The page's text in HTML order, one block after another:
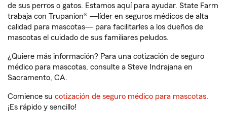
de sus perros o gatos. Estamos aquí para ayudar. State Farm
trabaja con Trupanion® —líder en seguros médicos de alta
calidad para mascotas— para facilitarles a los dueños de
mascotas el cuidado de sus familiares peludos.
¿Quiere más información? Para una cotización de seguro
médico para mascotas, consulte a Steve Indrajana en
Sacramento, CA.
Comience su cotización de seguro médico para mascotas.
¡Es rápido y sencillo!